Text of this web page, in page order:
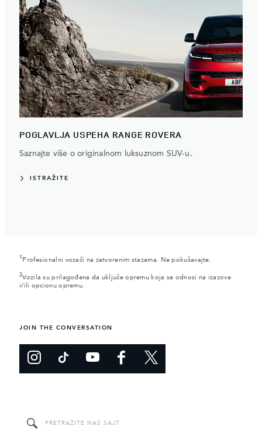
POGLAVLJA USPEHA RANGE ROVERA
Saznajte više o originalnom luksuznom SUV-u.
ISTRAŽITE
1 Profesionalni vozači na zatvorenim stazama. Ne pokušavajte.
2Vozila su prilagođena da uključe opremu koja se odnosi na izazove
i/ili opcionu opremu.
JOIN THE CONVERSATION